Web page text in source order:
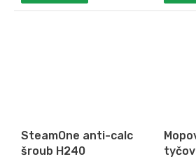
SteamOne anti-calc
šroub H240